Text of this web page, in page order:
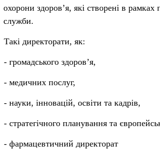
охорони здоров’я, які створені в
служби.
Такі директорати, як:
- громадського здоров’я,
- медичних послуг,
- науки, інновацій, освіти та кадрів,
- стратегічного планування та
- фармацевтичний директорат